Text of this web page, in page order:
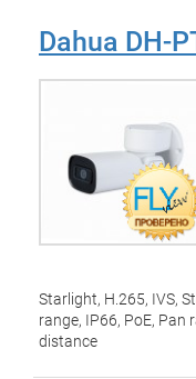
периметра, SMD Plus,
температура: -
Dahua DH-
Starlight, H.265, IVS,
range, IP66, PoE, Pan
distance